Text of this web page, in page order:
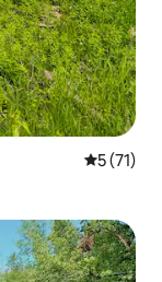
5 (71)